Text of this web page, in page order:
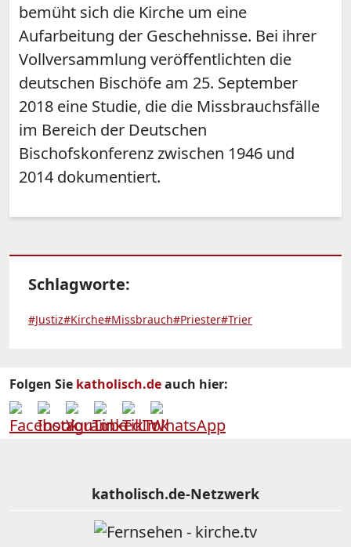
bemüht sich die Kirche um eine
Aufarbeitung der Geschehnisse. Bei ihrer
Vollversammlung veröffentlichten die
deutschen Bischöfe am 25. September
2018 eine Studie, die die Missbrauchsfälle
im Bereich der Deutschen
Bischofskonferenz zwischen 1946 und
2014 dokumentiert.
Schlagworte:
#Justiz#Kirche#Missbrauch#Priester#Trier
Folgen Sie katholisch.deauch hier:
katholisch.de-Netzwerk